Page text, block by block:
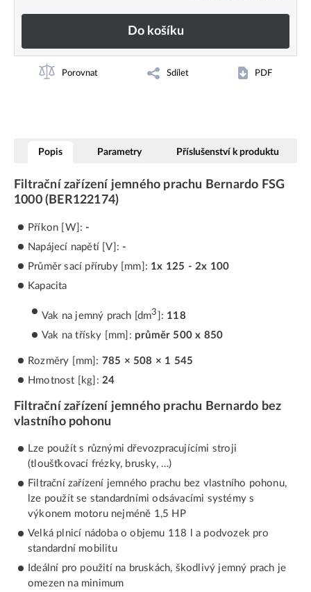
Do košíku
Porovnat Sdílet PDF
Popis Parametry Příslušenství k produktu
Filtrační zařízení jemného prachu Bernardo FSG
1000 (BER122174)
Příkon [W]:-
Napájecí napětí [V]:-
Průměr sací příruby [mm]: 1x 125 - 2x 100
Kapacita
Vak na jemný prach [dm3]: 118
Vak na třísky [mm]: průměr 500 x 850
Rozměry [mm]: 785 × 508 × 1 545
Hmotnost [kg]: 24
Filtrační zařízení jemného prachu Bernardo bez
vlastního pohonu
Lze použít s různými dřevozpracujícími stroji
(tloušťkovací frézky, brusky, …)
Filtrační zařízení jemného prachu bez vlastního pohonu,
lze použít se standardními odsávacími systémy s
výkonem motoru nejméně 1,5 HP
Velká plnicí nádoba o objemu 118 l a podvozek pro
standardní mobilitu
Ideální pro použití na bruskách, škodlivý jemný prach je
omezen na minimum